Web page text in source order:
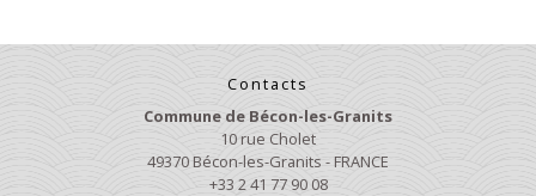
Contacts
Commune de Bécon-les-Granits
10 rue Cholet
49370 Bécon-les-Granits - FRANCE
+33 2 41 77 90 08